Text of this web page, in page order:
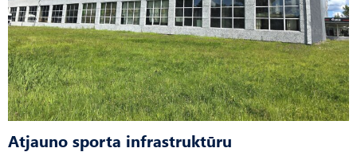
Atjauno sporta infrastruktūru